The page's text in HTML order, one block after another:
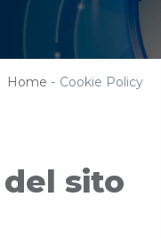
Home - Cookie Policy
sito